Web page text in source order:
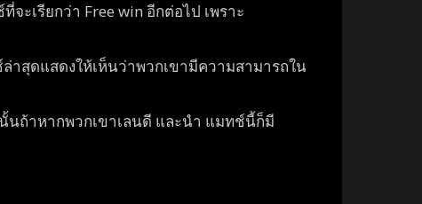
ะเรียกว่า Free win อีกต่อไป เพราะ
าสุดแสดงให้เห็นว่าพวกเขามีความสามารถใน
นถ้าหากพวกเขาเลนดี และนำ แมทช์นี้ก็มี